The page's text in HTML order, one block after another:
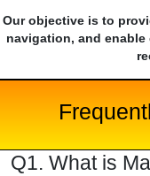
Our objective is to
navigation, and
Q1. What is